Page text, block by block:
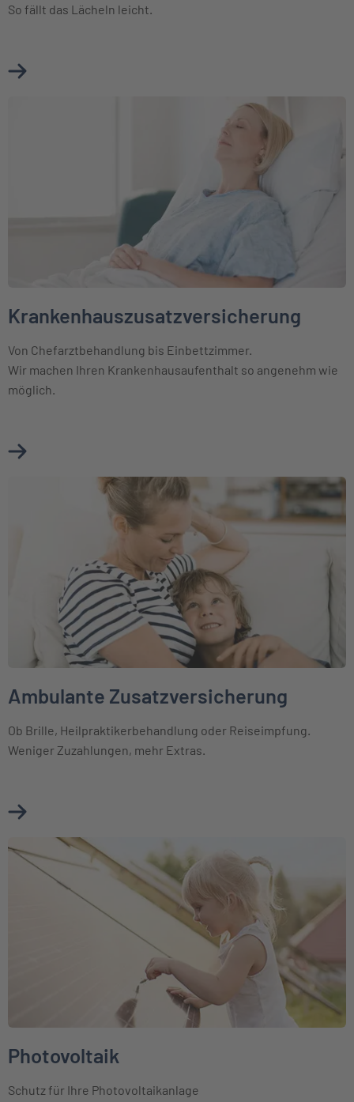
So fällt das Lächeln leicht.
Mehr über Zahnzusatzversicherung erfahren
Weiter zu Krankenhauszusatzversicherung
Krankenhauszusatzversicherung
Von Chefarztbehandlung bis Einbettzimmer.
Wir machen Ihren Krankenhausaufenthalt so angenehm wie
möglich.
Mehr über Krankenhauszusatzversicherung erfahren
Weiter zu Ambulante Zusatzversicherung
Ambulante Zusatzversicherung
Ob Brille, Heilpraktikerbehandlung oder Reiseimpfung.
Weniger Zuzahlungen, mehr Extras.
Mehr über Ambulante Zusatzversicherung erfahren
Weiter zu Photovoltaik
Photovoltaik
Schutz für Ihre Photovoltaikanlage